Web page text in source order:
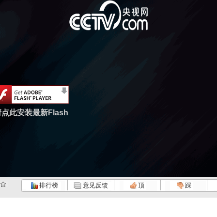
点此安装最新Flash
排行榜 意见反馈 顶 踩